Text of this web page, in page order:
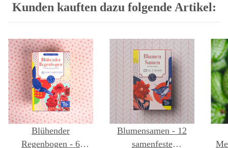
Kunden kauften dazu folgende Artikel:
Blühender
Regenbogen - 6
Blumensamen - 12
samenfeste